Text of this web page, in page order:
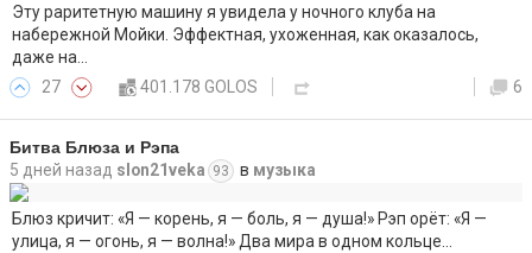
Эту раритетную машину я увидела у ночного клуба на
набережной Мойки. Эффектная, ухоженная, как оказалось,
даже на…
27
401.178 GOLOS 6
Битва Блюза и Рэпа
5 дней назад slon21veka 93 в музыка
Блюз кричит: «Я — корень, я — боль, я — душа!» Рэп орёт: «Я —
улица, я — огонь, я — волна!» Два мира в одном кольце…